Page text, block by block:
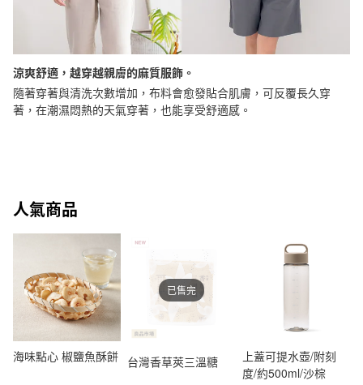
涼爽舒適，越穿越親膚的麻質服飾。
隨著穿著與清洗次數增加，布料會愈發貼合肌膚，可反覆長久穿
著，在潮濕悶熱的天氣穿著，也能享受舒適感。
人氣商品
海味點心 椒鹽魚酥餅 台灣香草莢三溫糖
已售完
上蓋可提水壺/附刻
度/約500ml/沙棕